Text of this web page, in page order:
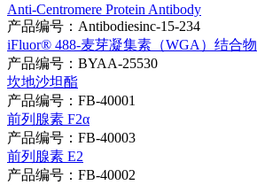
Anti-Centromere Protein Antibody
产品编号：Antibodiesinc-15-234
iFluor® 488-麦芽凝集素（WGA）结合物
产品编号：BYAA-25530
坎地沙坦酯
产品编号：FB-40001
前列腺素 F2α
产品编号：FB-40003
前列腺素 E2
产品编号：FB-40002